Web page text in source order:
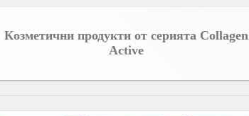
Кoзметични продукти от серията Collagen
Active